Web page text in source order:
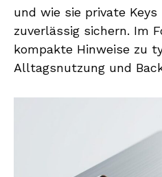
und wie sie private
zuverlässig sichern. Im
kompakte Hinweise zu
Alltagsnutzung und